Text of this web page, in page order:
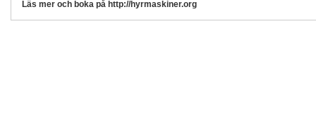
Läs mer och boka på http://hyrmaskiner.org